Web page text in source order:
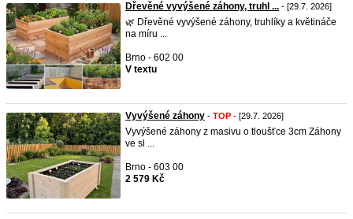
Dřevěné vyvýšené záhony, truhl ... - [29.7. 2026]
🌿 Dřevěné vyvýšené záhony, truhlíky a květináče
na míru ...
Brno - 602 00
V textu
Vyvýšené záhony - TOP - [29.7. 2026]
Vyvýšené záhony z masivu o tloušťce 3cm Záhony
ve sl ...
Brno - 603 00
2 579 Kč